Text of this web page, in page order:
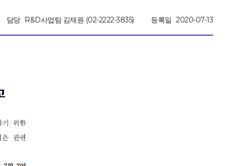
담당 R&D사업팀 김재원 (02-2222-3835) 등록일 2020-07-13